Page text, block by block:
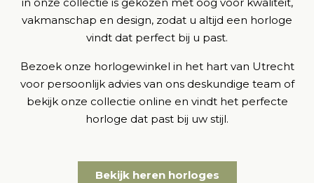
in onze collectie is gekozen met oog voor kwaliteit,
vakmanschap en design, zodat u altijd een horloge
vindt dat perfect bij u past.
Bezoek onze horlogewinkel in het hart van Utrecht
voor persoonlijk advies van ons deskundige team of
bekijk onze collectie online en vindt het perfecte
horloge dat past bij uw stijl.
Bekijk heren horloges